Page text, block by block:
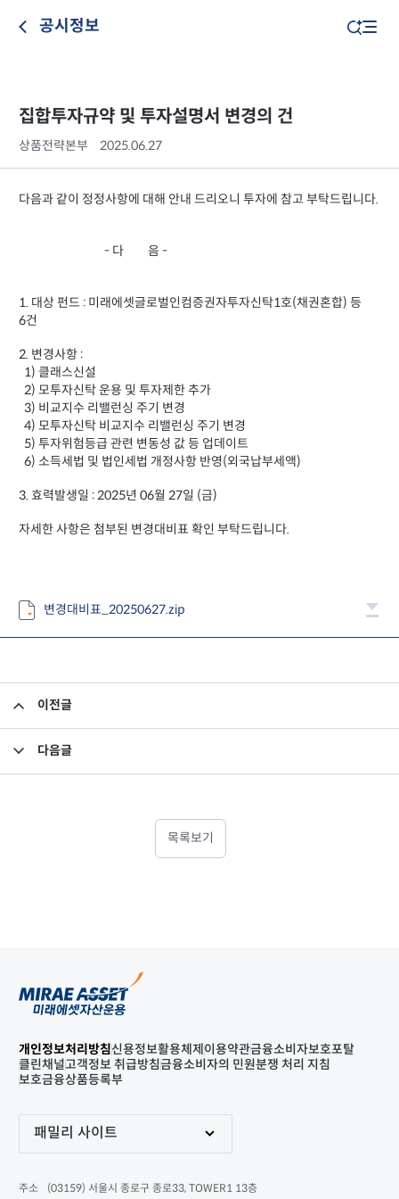
공시정보
집합투자규약 및 투자설명서 변경의 건
상품전략본부 2025.06.27
다음과 같이 정정사항에 대해 안내 드리오니 투자에 참고 부탁드립니다.
- 다 음 -
1. 대상 펀드 : 미래에셋글로벌인컴증권자투자신탁1호(채권혼합) 등
6건
2. 변경사항 :
1) 클래스신설
2) 모투자신탁 운용 및 투자제한 추가
3) 비교지수 리밸런싱 주기 변경
4) 모투자신탁 비교지수 리밸런싱 주기 변경
5) 투자위험등급 관련 변동성 값 등 업데이트
6) 소득세법 및 법인세법 개정사항 반영(외국납부세액)
3. 효력발생일 : 2025년 06월 27일 (금)
자세한 사항은 첨부된 변경대비표 확인 부탁드립니다.
변경대비표_20250627.zip
이전글
다음글
목록보기
개인정보처리방침신용정보활용체제 이용약관금융소비자보호포탈
클린채널고객정보 취급방침금융소비자의 민원분쟁 처리 지침
보호금융상품등록부
패밀리 사이트
주소 (03159) 서울시 종로구 종로33, TOWER1 13층